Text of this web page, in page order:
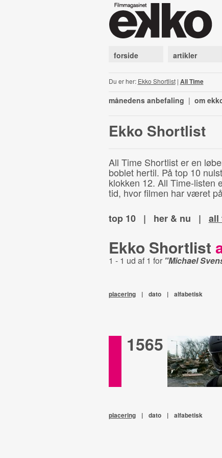
forside artikler
Du er her: Ekko Shortlist| All Time
månedens anbefaling | om
Ekko Shortlist
All Time Shortlist er en
boblet hertil. På top 10
klokken 12. All Time-listen
tid, hvor filmen har været
top 10
| her & nu | all
Ekko Shortlist
1 - 1 ud af 1 for "Michael
placering | dato | alfabetisk
1565
placering | dato | alfabetisk